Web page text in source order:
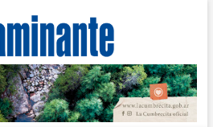
Digital
CALAMUCHITA